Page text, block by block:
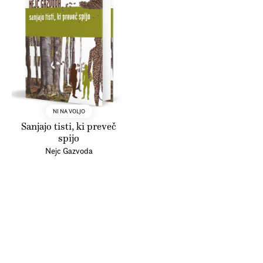
pajkov, ki kot lajtmotiv romana
najverjetneje utelešajo freudovski
koncept »grozljivega« (das
Unheimliche). S premišljenimi rezi in
skrbno sestavljenimi pripovednimi
enotami avtor popelje bralca na
potovanje, ki ga ne bo mogoče tako
zlahka pozabiti. Ana Geršak
NI NA VOLJO
Sanjajo tisti, ki preveč
spijo
Nejc Gazvoda